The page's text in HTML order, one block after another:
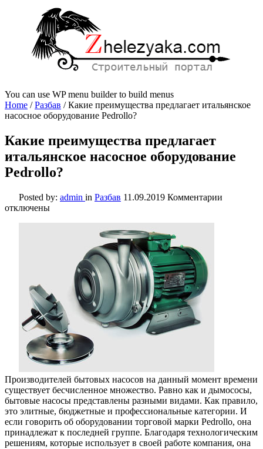
You can use WP menu builder to build menus
Home /Разбав /Какие преимущества предлагает итальянское
насосное оборудование Pedrollo?
Какие преимущества предлагает
итальянское насосное оборудование
Pedrollo?
Posted by: admin in Разбав 11.09.2019 Комментарии
отключены
Производителей бытовых насосов на данный момент времени
существует бесчисленное множество. Равно как и дымососы,
бытовые насосы представлены разными видами. Как правило,
это элитные, бюджетные и профессиональные категории. И
если говорить об оборудовании торговой марки Pedrollo, она
принадлежат к последней группе. Благодаря технологическим
решениям, которые использует в своей работе компания, она